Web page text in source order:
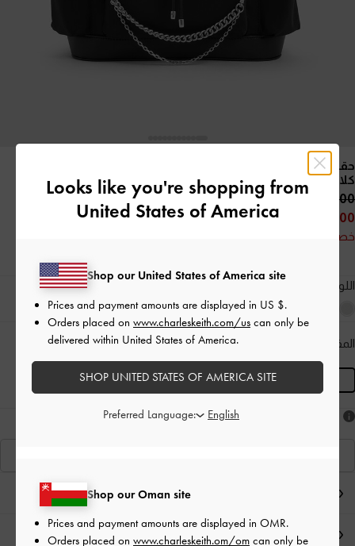
حقيبة ظهر منتفخة من النايلون مزينة بسلسلة معدنية
كلاسيكي
62.00 OMR
32.00 OMR
خصم 48%
اللون:
المقاس: المنتج غير متوفر حاليًا دليل المقاسات
هل أعجبكَ ما رأيت؟
تفاصيل المنتج وتعليمات العناية
Looks like you're shopping from
United States of America
Shop our Oman site
Prices and payment amounts are displayed in OMR.
Orders placed on www.charleskeith.om/om can only be
Shop our United States of America site
Prices and payment amounts are displayed in US $.
Orders placed on www.charleskeith.com/us can only be
delivered within United States of America.
SHOP UNITED STATES OF AMERICA SITE
Preferred Language: